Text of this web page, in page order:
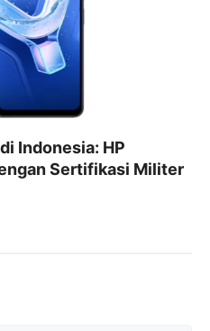
Indonesia: HP
Sertifikasi Militer